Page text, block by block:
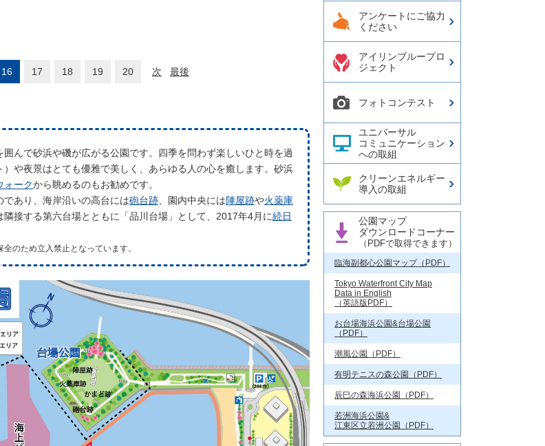
16 17 18 19 20 次 最後
んで砂浜や磯が広がる公園です。四季を問わず楽しいひと時を過
や夜景はとても優雅で美しく、あらゆる人の心を癒します。砂浜
ォークから眺めるのもお勧めです。
あり、海岸沿いの高台には砲台跡 、園内中央には陣屋跡や火薬庫
接する第六台場とともに「品川台場」として、2017年4月に続日
のため立入禁止となっています。
アンケートにご協力
ください
アイリンブループロ
ジェクト
フォトコンテスト
ユニバーサル
コミュニケーション
への取組
クリーンエネルギー
導入の取組
公園マップ
ダウンロードコーナー
（PDFで取得できます）
臨海副都心公園マップ（PDF）
Tokyo Waterfront City Map
Data in English
（英語版PDF）
お台場海浜公園&台場公園
（PDF）
潮風公園（PDF）
有明テニスの森公園（PDF）
辰巳の森海浜公園（PDF）
若洲海浜公園&
江東区立若洲公園（PDF）